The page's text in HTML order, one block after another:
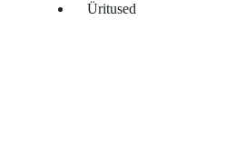
Üritused